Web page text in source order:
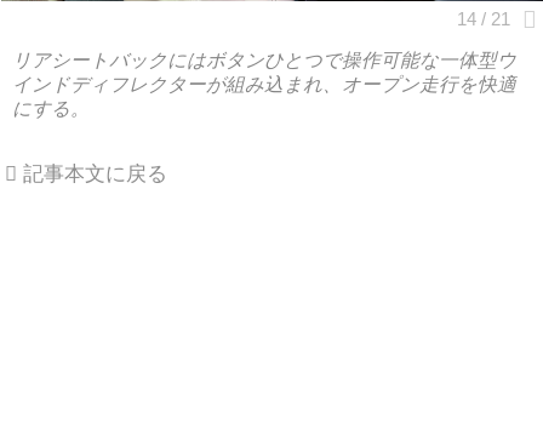
リアシートバックにはボタンひとつで操作可能な一体型ウ
インドディフレクターが組み込まれ、オープン走行を快適
にする。
記事本文に戻る